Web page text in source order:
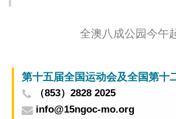
全澳八成公园今午
（853）2828 2025
info@15ngoc-mo.org